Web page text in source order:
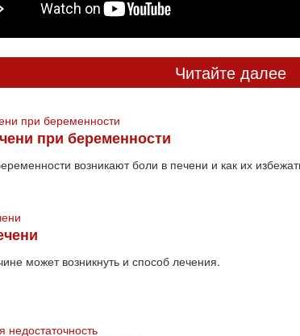
Читайте далее
при беременности
возникают боли в печени и как их
может возникнуть и способ лечения.